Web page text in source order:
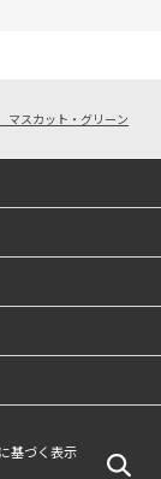
スカット・グリーン
基づく表示